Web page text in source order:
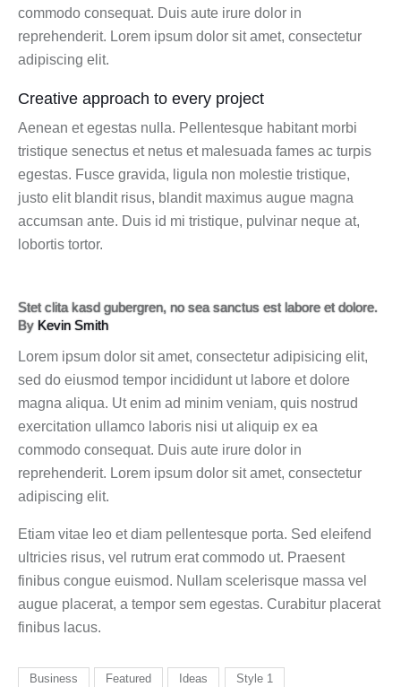
commodo consequat. Duis aute irure dolor in
reprehenderit. Lorem ipsum dolor sit amet, consectetur
adipiscing elit.
Creative approach to every project
Aenean et egestas nulla. Pellentesque habitant morbi
tristique senectus et netus et malesuada fames ac turpis
egestas. Fusce gravida, ligula non molestie tristique,
justo elit blandit risus, blandit maximus augue magna
accumsan ante. Duis id mi tristique, pulvinar neque at,
lobortis tortor.
Stet clita kasd gubergren, no sea sanctus est labore et dolore.
By Kevin Smith
Lorem ipsum dolor sit amet, consectetur adipisicing elit,
sed do eiusmod tempor incididunt ut labore et dolore
magna aliqua. Ut enim ad minim veniam, quis nostrud
exercitation ullamco laboris nisi ut aliquip ex ea
commodo consequat. Duis aute irure dolor in
reprehenderit. Lorem ipsum dolor sit amet, consectetur
adipiscing elit.
Etiam vitae leo et diam pellentesque porta. Sed eleifend
ultricies risus, vel rutrum erat commodo ut. Praesent
finibus congue euismod. Nullam scelerisque massa vel
augue placerat, a tempor sem egestas. Curabitur placerat
finibus lacus.
Business Featured Ideas Style 1